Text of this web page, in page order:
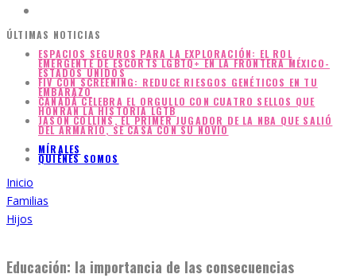
ÚLTIMAS NOTICIAS
ESPACIOS SEGUROS PARA LA EXPLORACIÓN: EL ROL
EMERGENTE DE ESCORTS LGBTQ+ EN LA FRONTERA MÉXICO-
ESTADOS UNIDOS
FIV CON SCREENING: REDUCE RIESGOS GENÉTICOS EN TU
EMBARAZO
CANADÁ CELEBRA EL ORGULLO CON CUATRO SELLOS QUE
HONRAN LA HISTORIA LGTB
JASON COLLINS, EL PRIMER JUGADOR DE LA NBA QUE SALIÓ
DEL ARMARIO, SE CASA CON SU NOVIO
MÍRALES
QUIÉNES SOMOS
Inicio
Familias
Hijos
Educación: la importancia de las consecuencias